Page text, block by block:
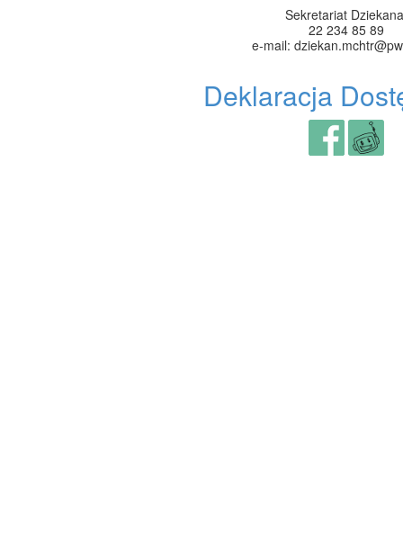
Sekretariat
22 234 85 89
e-mail:
Deklaracja